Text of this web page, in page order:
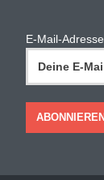
E-Mail-Adresse